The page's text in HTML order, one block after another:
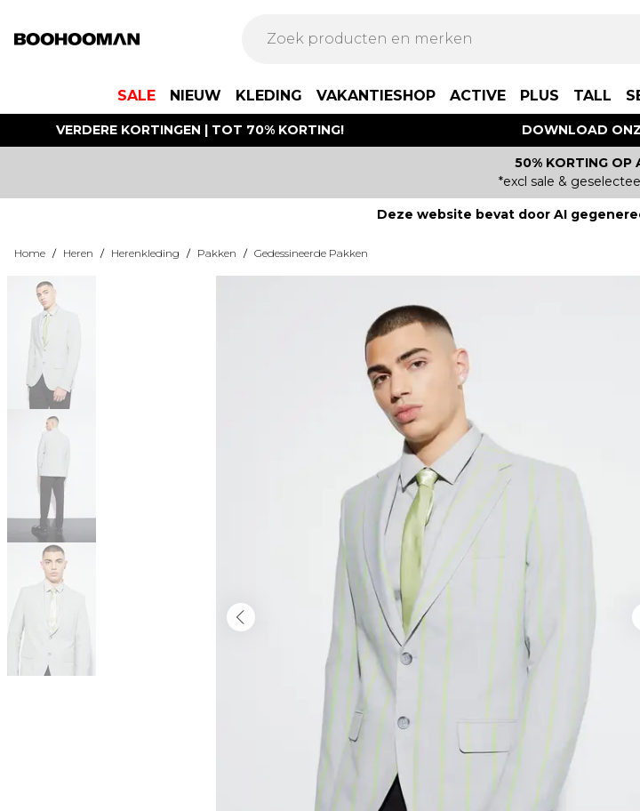
SALE NIEUW KLEDING VAKANTIESHOP ACTIVE PLUS TALL
VERDERE KORTINGEN | TOT 70% KORTING! DOWNLOAD
50% KORTING OP
*excl sale &
Deze website bevat door AI
Home / Heren / Herenkleding / Pakken / Gedessineerde Pakken